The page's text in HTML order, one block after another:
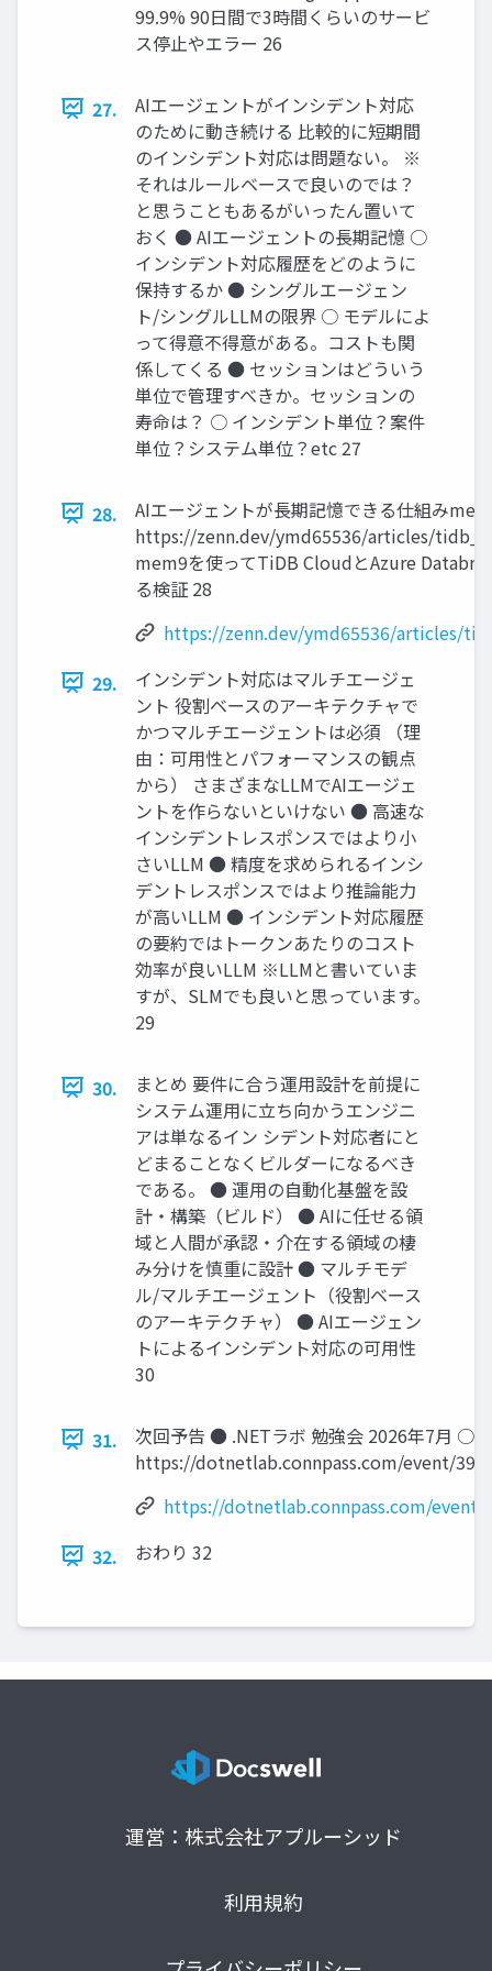
99.9% 90日間で3時間くらいのサービ
ス停止やエラー 26
27.
AIエージェントがインシデント対応
のために動き続ける 比較的に短期間
のインシデント対応は問題ない。 ※
それはルールベースで良いのでは？
と思うこともあるがいったん置いて
おく ● AIエージェントの長期記憶 ○
インシデント対応履歴をどのように
保持するか ● シングルエージェン
ト/シングルLLMの限界 ○ モデルによ
って得意不得意がある。コストも関
係してくる ● セッションはどういう
単位で管理すべきか。セッションの
寿命は？ ○ インシデント単位？案件
単位？システム単位？etc 27
28.
AIエージェントが長期記憶できる仕組み
https://zenn.dev/ymd65536/articles/
mem9を使ってTiDB CloudとAzure
る検証 28
https://zenn.dev/ymd65536/articles/
29.
インシデント対応はマルチエージェ
ント 役割ベースのアーキテクチャで
かつマルチエージェントは必須 （理
由：可用性とパフォーマンスの観点
から） さまざまなLLMでAIエージェ
ントを作らないといけない ● 高速な
インシデントレスポンスではより小
さいLLM ● 精度を求められるインシ
デントレスポンスではより推論能力
が高いLLM ● インシデント対応履歴
の要約ではトークンあたりのコスト
効率が良いLLM ※LLMと書いていま
すが、SLMでも良いと思っています。
29
30.
まとめ 要件に合う運用設計を前提に
システム運用に立ち向かうエンジニ
アは単なるイン シデント対応者にと
どまることなくビルダーになるべき
である。 ● 運用の自動化基盤を設
計・構築（ビルド） ● AIに任せる領
域と人間が承認・介在する領域の棲
み分けを慎重に設計 ● マルチモデ
ル/マルチエージェント（役割ベース
のアーキテクチャ） ● AIエージェン
トによるインシデント対応の可用性
30
31.
次回予告 ● .NETラボ 勉強会 2026年7月 ○
https://dotnetlab.connpass.com/event/
https://dotnetlab.connpass.com/event/
32.
おわり 32
運営：株式会社アプルーシッド
利用規約